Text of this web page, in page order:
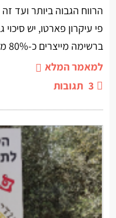
הרווח הגבוה ביותר ועד
פי עיקרון פארטו, יש
ברשימה מייצרים כ-80% מהרווח של החברה.
למאמר המלא
3 תגובות